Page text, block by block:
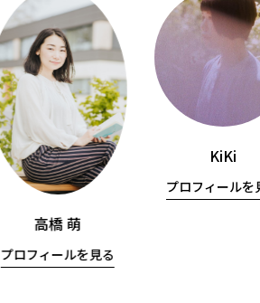
高橋 萌
プロフィールを見る
KiKi
プロフィールを